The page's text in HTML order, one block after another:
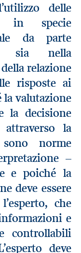
delle
in specie
da parte
sia nella
relazione
risposte ai
la valutazione
la decisione
la
norme
–
e poiché la
deve essere
che
e
controllabili
deve